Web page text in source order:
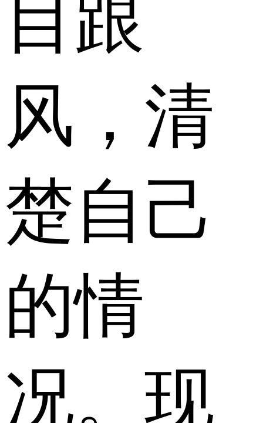
目跟
风，清
楚自己
的情
况。现